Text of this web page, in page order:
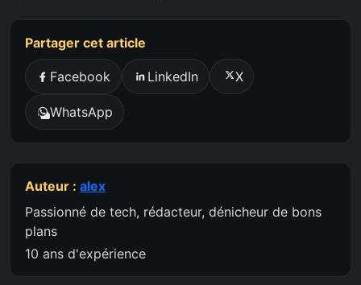
Partager cet article
Facebook LinkedIn X
WhatsApp
Auteur : alex
Passionné de tech, rédacteur, dénicheur de bons
plans
10 ans d'expérience